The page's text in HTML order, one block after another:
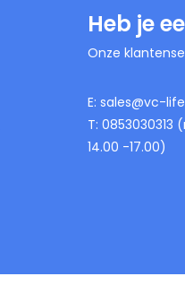
Heb je
Onze
E: sales@vc-
T: 0853030313
14.00 -17.00)